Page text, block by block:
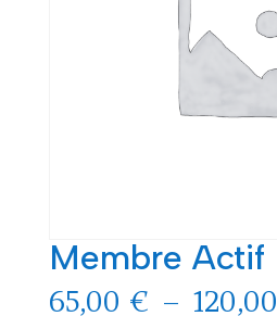
Membre Actif
65,00 € – 120,00